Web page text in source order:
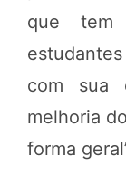
que tem
com sua
melhoria
forma